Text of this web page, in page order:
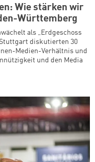
Wie stärken wir
Württemberg
als „Erdgeschoss
diskutierten 30
Medien-Verhältnis und
und den Media